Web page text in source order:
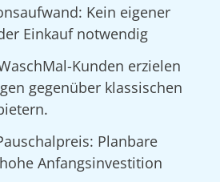
Kein eigener
Einkauf notwendig
Kunden erzielen
gegenüber klassischen
Planbare
Anfangsinvestition